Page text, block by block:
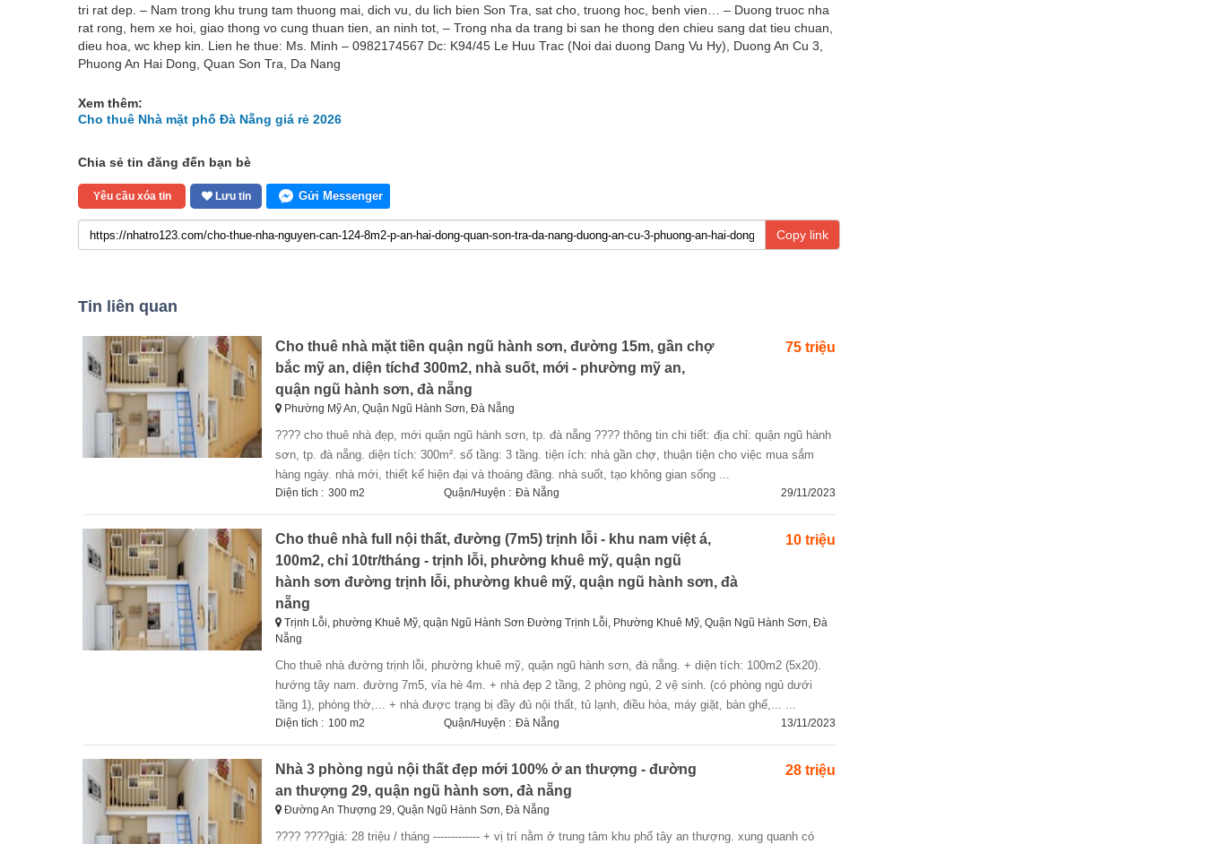
tri rat dep. – Nam trong khu trung ​tam thuong mai, dich vu, du lich bien Son Tra, sat cho, truong hoc, benh vien… – Duong truoc nha
rat rong, hem xe hoi, giao thong vo cung thuan tien, an ninh tot, – Trong nha da trang bi san he thong den chieu sang dat tieu chuan,
dieu hoa, wc khep kin. Lien he thue: Ms. Minh – 0982174567 Dc: K94/45 Le Huu Trac (Noi dai duong Dang Vu Hy), Duong An Cu 3,
Phuong An Hai Dong, Quan Son Tra, Da Nang
Xem thêm:
Cho thuê Nhà mặt phố Đà Nẵng giá rẻ 2026
Chia sẻ tin đăng đến bạn bè
Yêu cầu xóa tin Lưu tin Gửi Messenger
Copy link
Tin liên quan
75 triệu
Cho thuê nhà mặt tiền quận ngũ hành sơn, đường 15m, gần chợ
bắc mỹ an, diện tíchđ 300m2, nhà suốt, mới - phường mỹ an,
quận ngũ hành sơn, đà nẵng
Phường Mỹ An, Quận Ngũ Hành Sơn, Đà Nẵng
???? cho thuê nhà đẹp, mới quận ngũ hành sơn, tp. đà nẵng ???? thông tin chi tiết: địa chỉ: quận ngũ hành
sơn, tp. đà nẵng. diện tích: 300m². số tầng: 3 tầng. tiện ích: nhà gần chợ, thuận tiện cho việc mua sắm
hàng ngày. nhà mới, thiết kế hiện đại và thoáng đãng. nhà suốt, tạo không gian sống ...
Diện tích : 300 m2 Quận/Huyện : Đà Nẵng 29/11/2023
10 triệu
Cho thuê nhà full nội thất, đường (7m5) trịnh lỗi - khu nam việt á,
100m2, chỉ 10tr/tháng - trịnh lỗi, phường khuê mỹ, quận ngũ
hành sơn đường trịnh lỗi, phường khuê mỹ, quận ngũ hành sơn, đà
nẵng
Trịnh Lỗi, phường Khuê Mỹ, quận Ngũ Hành Sơn Đường Trịnh Lỗi, Phường Khuê Mỹ, Quận Ngũ Hành Sơn, Đà
Nẵng
cho thuê nhà đường trịnh lỗi, phường khuê mỹ, quận ngũ hành sơn, đà nẵng. + diện tích: 100m2 (5x20).
hướng tây nam. đường 7m5, vỉa hè 4m. + nhà đẹp 2 tầng, 2 phòng ngủ, 2 vệ sinh. (có phòng ngủ dưới
tầng 1), phòng thờ,... + nhà được trạng bị đầy đủ nội thất, tủ lạnh, điều hòa, máy giặt, bàn ghế,... ...
Diện tích : 100 m2 Quận/Huyện : Đà Nẵng 13/11/2023
28 triệu
Nhà 3 phòng ngủ nội thất đẹp mới 100% ở an thượng - đường
an thượng 29, quận ngũ hành sơn, đà nẵng
Đường An Thượng 29, Quận Ngũ Hành Sơn, Đà Nẵng
???? ????giá: 28 triệu / tháng ------------- + vị trí nằm ở trung tâm khu phố tây an thượng. xung quanh có